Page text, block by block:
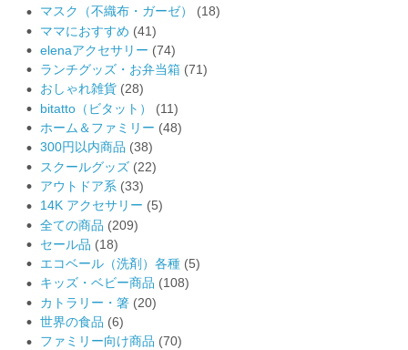
マスク（不織布・ガーゼ）
(18)
ママにおすすめ (41)
elenaアクセサリー (74)
ランチグッズ・お弁当箱 (71)
おしゃれ雑貨 (28)
bitatto（ビタット）
(11)
ホーム＆ファミリー (48)
300円以内商品 (38)
スクールグッズ (22)
アウトドア系 (33)
14K アクセサリー (5)
全ての商品 (209)
セール品 (18)
エコベール（洗剤）各種 (5)
キッズ・ベビー商品 (108)
カトラリー・箸 (20)
世界の食品 (6)
ファミリー向け商品 (70)